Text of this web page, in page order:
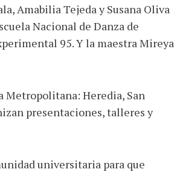
Amabilia Tejeda y Susana Oliva
Nacional de Danza de
95. Y la maestra Mireya
Metropolitana: Heredia, San
presentaciones, talleres y
universitaria para que